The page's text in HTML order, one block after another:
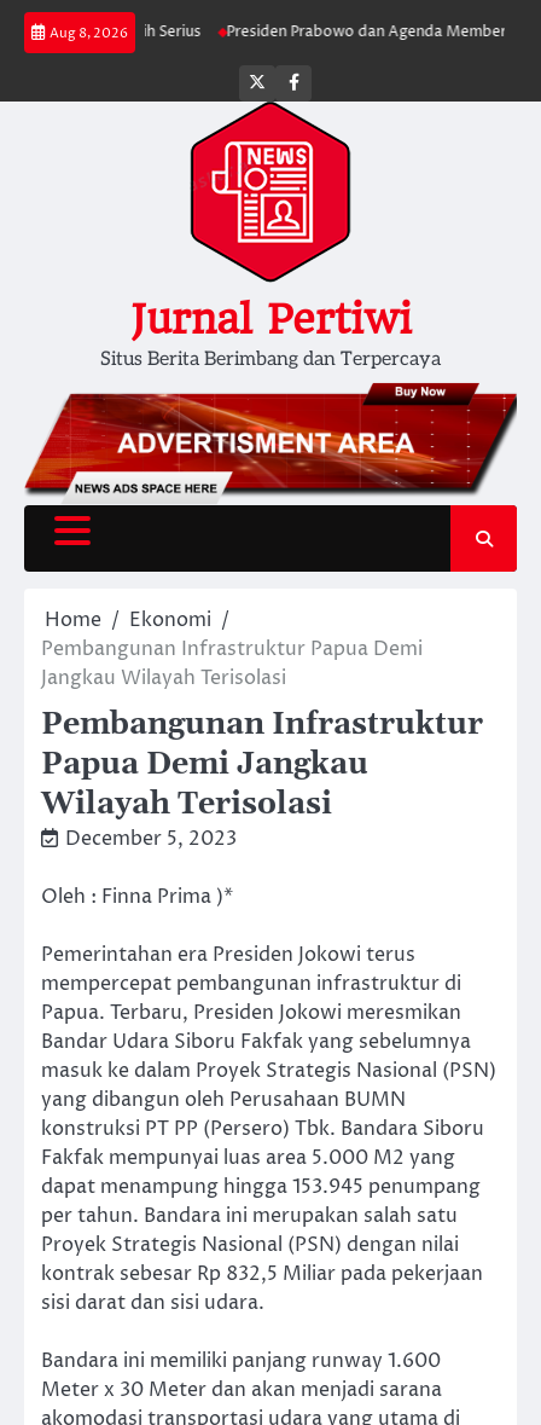
Skip
Aug 8, 2026
Lebih Serius Presiden Prabowo dan Agenda Membersihkan
Twitterfacebook
Jurnal Pertiwi
Situs Berita Berimbang dan Terpercaya
Home
Ekonomi
Pembangunan Infrastruktur Papua Demi
Jangkau Wilayah Terisolasi
Pembangunan Infrastruktur
Papua Demi Jangkau
Wilayah Terisolasi
December 5, 2023
Oleh : Finna Prima )*
Pemerintahan era Presiden Jokowi terus
mempercepat pembangunan infrastruktur di
Papua. Terbaru, Presiden Jokowi meresmikan
Bandar Udara Siboru Fakfak yang sebelumnya
masuk ke dalam Proyek Strategis Nasional (PSN)
yang dibangun oleh Perusahaan BUMN
konstruksi PT PP (Persero) Tbk. Bandara Siboru
Fakfak mempunyai luas area 5.000 M2 yang
dapat menampung hingga 153.945 penumpang
per tahun. Bandara ini merupakan salah satu
Proyek Strategis Nasional (PSN) dengan nilai
kontrak sebesar Rp 832,5 Miliar pada pekerjaan
sisi darat dan sisi udara.
Bandara ini memiliki panjang runway 1.600
Meter x 30 Meter dan akan menjadi sarana
akomodasi transportasi udara yang utama di